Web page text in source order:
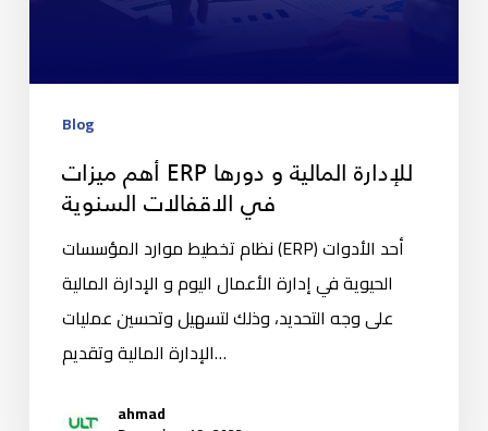
Blog
أهم ميزات ERP للإدارة المالية و دورها
في الاقفالات السنوية
نظام تخطيط موارد المؤسسات (ERP) أحد الأدوات
الحيوية في إدارة الأعمال اليوم و الإدارة المالية
على وجه التحديد، وذلك لتسهيل وتحسين عمليات
الإدارة المالية وتقديم…
ahmad